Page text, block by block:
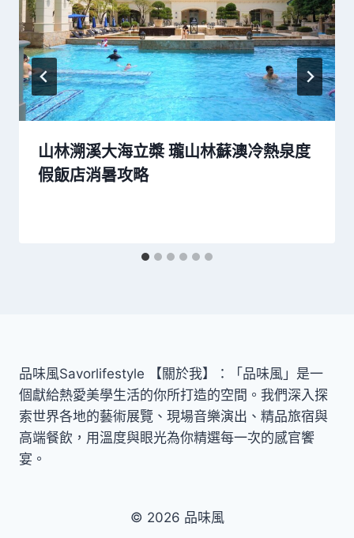
山林溯溪大海立槳 瓏山林蘇澳冷熱泉度
假飯店消暑攻略
品味風Savorlifestyle 【關於我】：「品味風」是一
個獻給熱愛美學生活的你所打造的空間。我們深入探
索世界各地的藝術展覽、現場音樂演出、精品旅宿與
高端餐飲，用溫度與眼光為你精選每一次的感官饗
宴。
© 2026 品味風